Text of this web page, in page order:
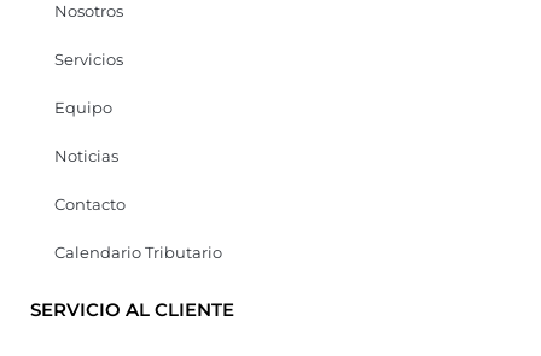
Nosotros
Servicios
Equipo
Noticias
Contacto
Calendario Tributario
SERVICIO AL CLIENTE